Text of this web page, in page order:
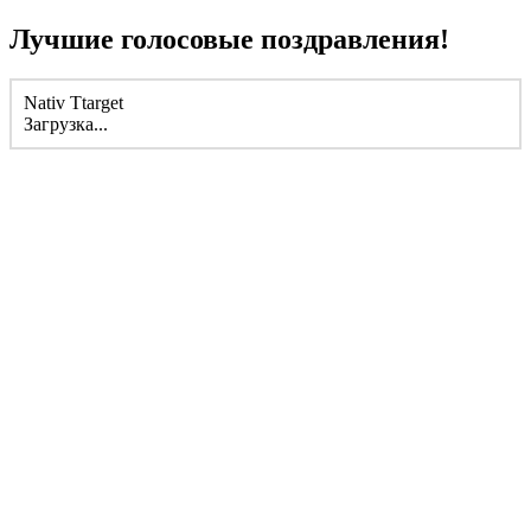
Лучшие голосовые поздравления!
Nativ Ttarget
Загрузка...